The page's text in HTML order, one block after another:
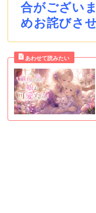
合がござい
めお詫びさ